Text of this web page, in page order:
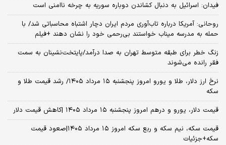
فیدان: اسرائیل به دنبال کشاندن دوباره سوریه به چرخه ناامنی است
روحانی: آمریکا درباره تاب‌آوری مردم ایران دچار اشتباه محاسباتی شد/ با
حمله به مدرسه میناب خواستند بی‌رحمی خود را نشان دهند +فیلم
زنگ خطر برای طبقه متوسط تهران به صدا درآمد/پایتخت‌نشینان به سمت
فقر رانده می‌شوند
نرخ ارز دلار، طلا و یورو امروز پنجشنبه ۱۵ مرداد ۱۴۰۵/ رشد قیمت طلا و
سکه
قیمت دلار، یورو و درهم امروز پنجشنبه ۱۵ مرداد ۱۴۰۵ |کاهش قیمت دلار
قیمت سکه، نیم سکه و ربع سکه امروز ۱۵ مرداد ۱۴۰۵|صعود قیمت
سکه+جزئیات